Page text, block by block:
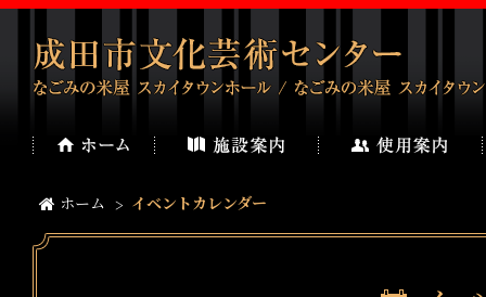
ホーム イベントカレンダー